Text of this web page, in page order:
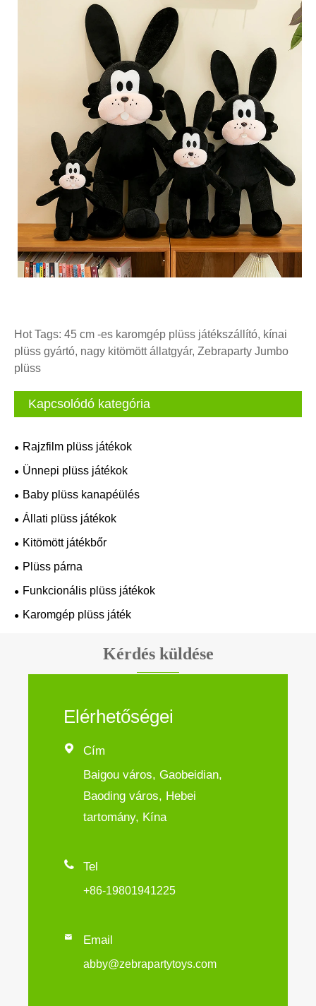
Hot Tags: 45 cm -es karomgép plüss játékszállító, kínai
plüss gyártó, nagy kitömött állatgyár, Zebraparty Jumbo
plüss
Kapcsolódó kategória
Rajzfilm plüss játékok
Ünnepi plüss játékok
Baby plüss kanapéülés
Állati plüss játékok
Kitömött játékbőr
Plüss párna
Funkcionális plüss játékok
Karomgép plüss játék
Kérdés küldése
Elérhetőségei

Cím
Baigou város, Gaobeidian,
Baoding város, Hebei
tartomány, Kína
 Tel
+86-19801941225
 Email
abby@zebrapartytoys.com